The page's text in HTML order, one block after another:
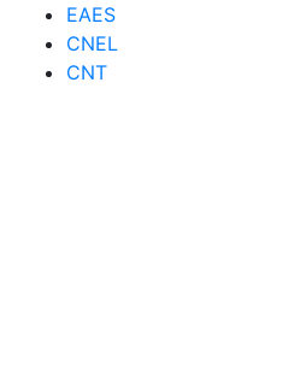
EAES
CNEL
CNT